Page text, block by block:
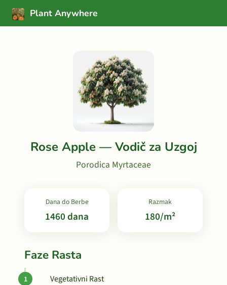
Plant Anywhere
Rose Apple — Vodič za Uzgoj
Porodica Myrtaceae
Dana do Berbe
1460 dana
Razmak
180/m²
Faze Rasta
Vegetativni Rast